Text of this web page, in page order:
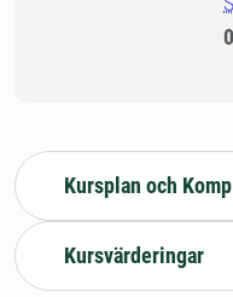
Kursplan och
Kursvärderingar